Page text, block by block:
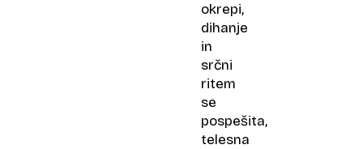
okrepi,
dihanje
in
srčni
ritem
se
pospešita,
telesna